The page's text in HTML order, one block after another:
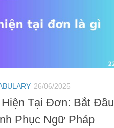
26/06/2025
Tại Đơn: Bắt Đầu
Phục Ngữ Pháp